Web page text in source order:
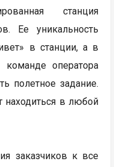
станция
Ее уникальность
в станции, а в
оператора
полетное задание.
находиться в любой
заказчиков к все